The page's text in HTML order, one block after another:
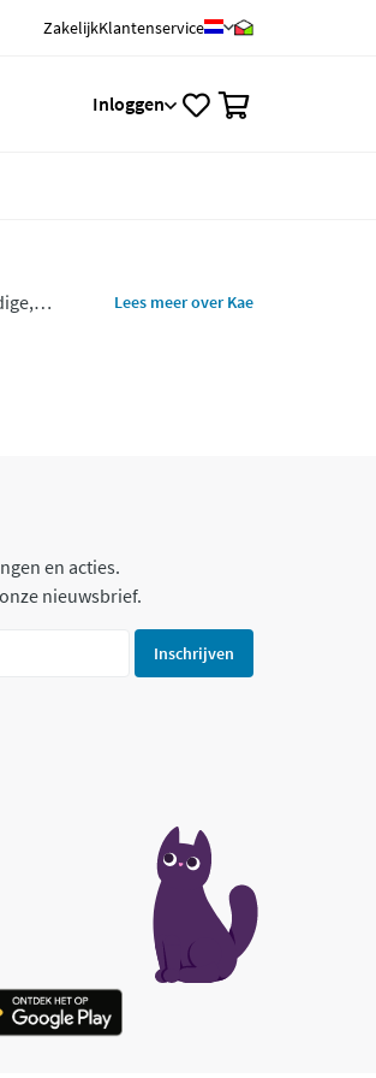
ZakelijkKlantenservice
Inloggen
Lees meer over Kae
en acties.
nieuwsbrief.
Inschrijven